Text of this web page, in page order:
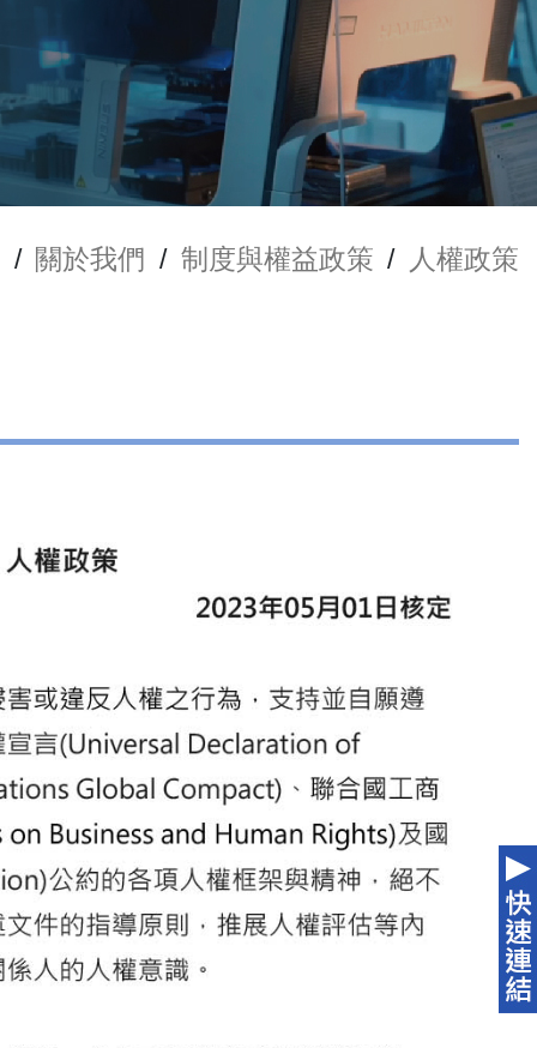
/ 關於我們 / 制度與權益政策 / 人權政策